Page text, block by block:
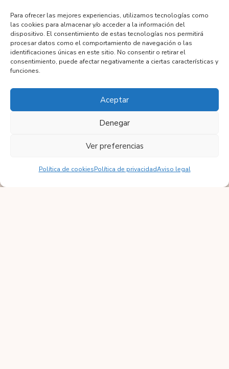
Para ofrecer las mejores experiencias, utilizamos tecnologías como
las cookies para almacenar y/o acceder a la información del
dispositivo. El consentimiento de estas tecnologías nos permitirá
procesar datos como el comportamiento de navegación o las
identificaciones únicas en este sitio. No consentir o retirar el
consentimiento, puede afectar negativamente a ciertas características y
funciones.
Aceptar
Denegar
Ver preferencias
Política de cookiesPolítica de privacidadAviso legal
Regalos Faqs